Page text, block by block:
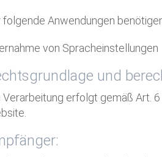
folgende Anwendungen
von Spracheinstellungen
und
Verarbeitung erfolgt gemäß Art.